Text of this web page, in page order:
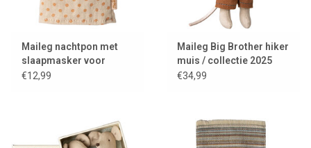
Maileg nachtpon met
slaapmasker voor
moeder muis
€12,99
Maileg Big Brother hiker
muis / collectie 2025
€34,99